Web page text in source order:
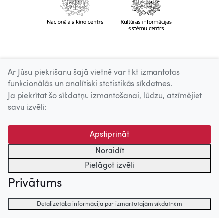
Ar Jūsu piekrišanu šajā vietnē var tikt izmantotas
funkcionālās un analītiski statistikās sīkdatnes.
Ja piekrītat šo sīkdatņu izmantošanai, lūdzu, atzīmējiet
savu izvēli:
Apstiprināt
Noraidīt
Pielāgot izvēli
Privātums
Detalizētāka informācija par izmantotajām sīkdatnēm